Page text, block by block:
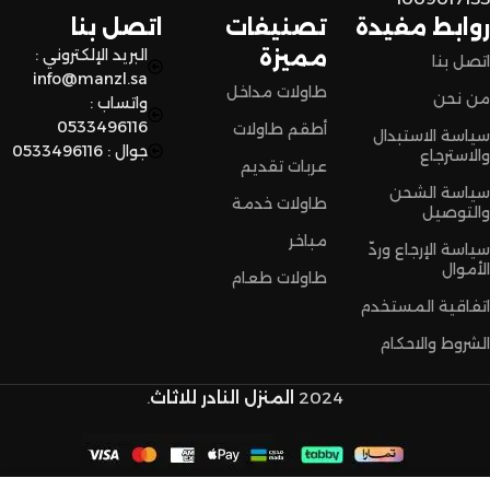
تسوق مميزة.
روابط مفيدة
اتصل بنا
من نحن
سياسة الاستبدال
والاسترجاع
سياسة الشحن
والتوصيل
سياسة الإرجاع وردّ
الأموال
اتفاقية المستخدم
الشروط والاحكام
تصنيفات
مميزة
طاولات مداخل
أطقم طاولات
عربات تقديم
طاولات خدمة
مباخر
طاولات طعام
اتصل بنا
البريد الإلكتروني :
info@manzl.sa
واتساب :
0533496116
جوال : 0533496116
2024 المنزل النادر للاثاث.
طقم
طاولات